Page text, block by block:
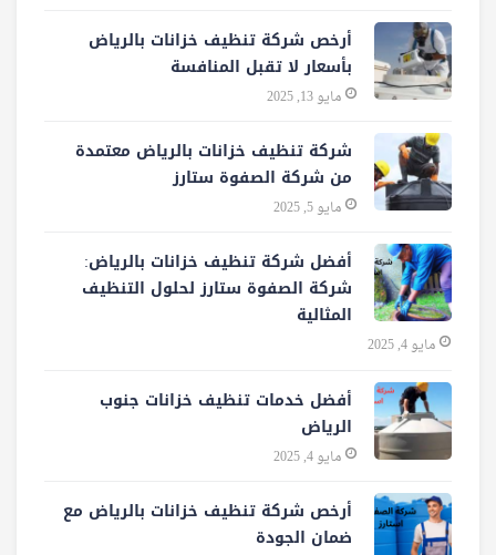
أرخص شركة تنظيف خزانات بالرياض
بأسعار لا تقبل المنافسة
مايو 13, 2025
شركة تنظيف خزانات بالرياض معتمدة
من شركة الصفوة ستارز
مايو 5, 2025
أفضل شركة تنظيف خزانات بالرياض:
شركة الصفوة ستارز لحلول التنظيف
المثالية
مايو 4, 2025
أفضل خدمات تنظيف خزانات جنوب
الرياض
مايو 4, 2025
أرخص شركة تنظيف خزانات بالرياض مع
ضمان الجودة